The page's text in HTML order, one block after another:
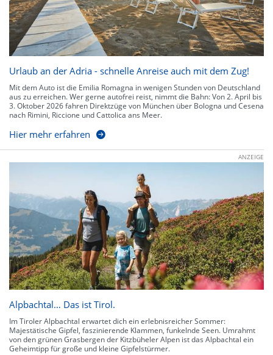
Urlaub an der Adria - schnelle Anreise auch mit dem Zug!
Mit dem Auto ist die Emilia Romagna in wenigen Stunden von Deutschland
aus zu erreichen. Wer gerne autofrei reist, nimmt die Bahn: Von 2. April bis
3. Oktober 2026 fahren Direktzüge von München über Bologna und Cesena
nach Rimini, Riccione und Cattolica ans Meer.
Hier mehr erfahren
ANZEIGE
Alpbachtal… Das ist Tirol.
Im Tiroler Alpbachtal erwartet dich ein erlebnisreicher Sommer:
Majestätische Gipfel, faszinierende Klammen, funkelnde Seen. Umrahmt
von den grünen Grasbergen der Kitzbüheler Alpen ist das Alpbachtal ein
Geheimtipp für große und kleine Gipfelstürmer.